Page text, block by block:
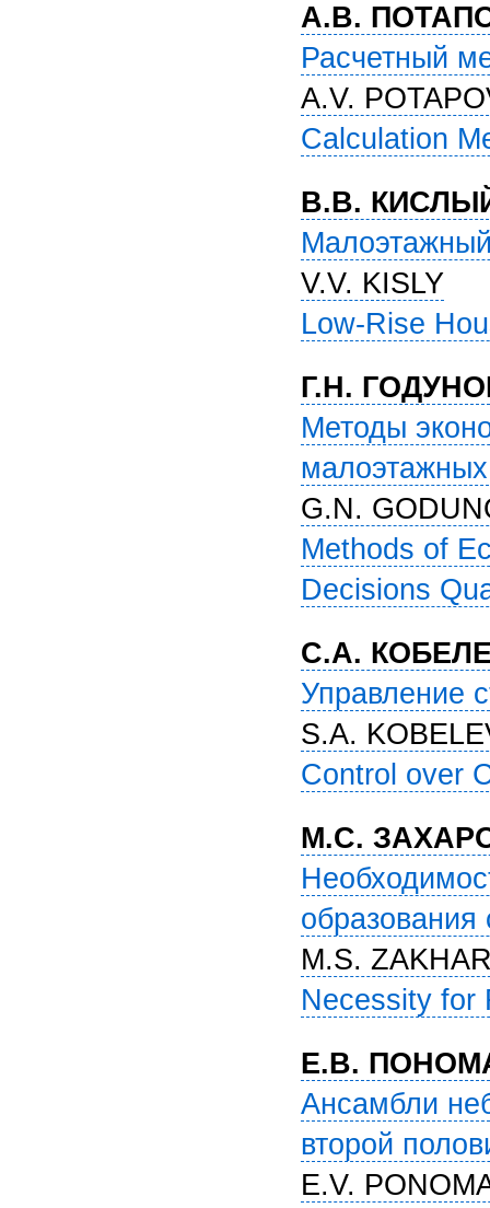
А.В.
Расчетный
A.V.
Calculation
В.В.
V.V. KISLY
Low-Rise
Г.Н.
Методы
G.N.
Methods of
Decisions
С.А.
Управление
S.A.
Control over
М.С.
образования
M.S.
Necessity for
Е.В.
Ансамбли
второй
E.V.